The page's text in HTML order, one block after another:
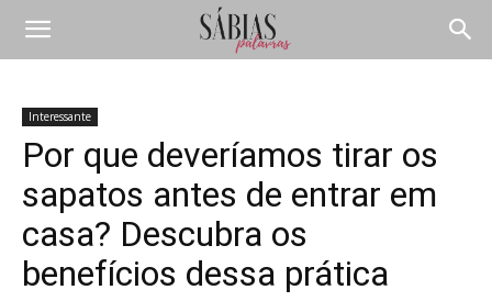
Interessante
Por que deveríamos tirar os
sapatos antes de entrar em
casa? Descubra os
benefícios dessa prática